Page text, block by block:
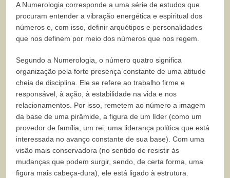
A Numerologia corresponde a uma série de estudos que
procuram entender a vibração energética e espiritual dos
números e, com isso, definir arquétipos e personalidades
que nos definem por meio dos números que nos regem.
Segundo a Numerologia, o número quatro significa
organização pela forte presença constante de uma atitude
cheia de disciplina. Ele se refere ao trabalho firme e
responsável, à ação, à estabilidade na vida e nos
relacionamentos. Por isso, remetem ao número a imagem
da base de uma pirâmide, a figura de um líder (como um
provedor de família, um rei, uma liderança política que está
interessada no avanço constante de sua base). Com uma
visão mais conservadora (no sentido de resistir às
mudanças que podem surgir, sendo, de certa forma, uma
figura mais cabeça-dura), ele está ligado à estrutura.